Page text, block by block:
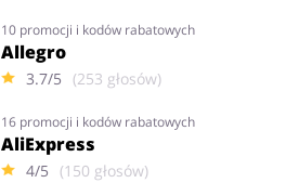
10 promocji i kodów rabatowych
Allegro
3.7/5 (253 głosów)
16 promocji i kodów rabatowych
AliExpress
4/5 (150 głosów)